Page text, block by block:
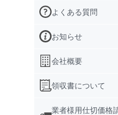
よくある質問
お知らせ
会社概要
領収書について
業者様用仕切価格